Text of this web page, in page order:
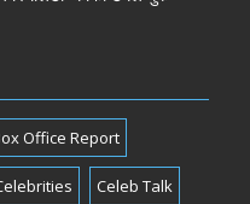
Office Report
Celeb Talk